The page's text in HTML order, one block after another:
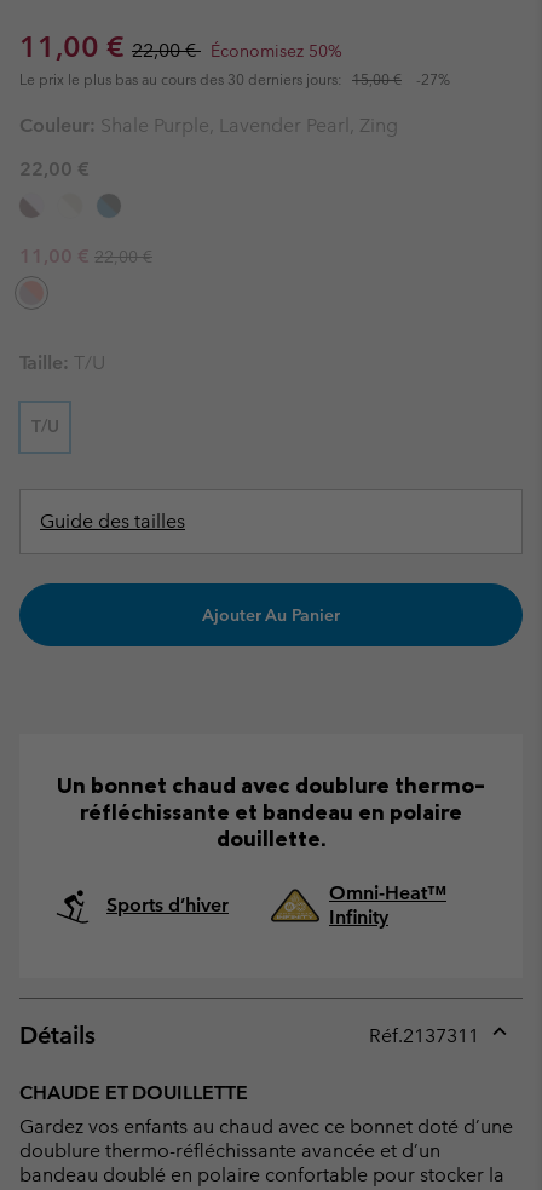
Sale price:
11,00 € Regular price:
22,00 € Économisez 50%
Le prix le plus bas au cours des 30 derniers jours: 15,00 € -27%
Couleur: Shale Purple, Lavender Pearl, Zing
22,00 €
Sale price:
11,00 € Regular price:
22,00 €
Taille: T/U
T/U
Guide des tailles
Ajouter Au Panier
Un bonnet chaud avec doublure thermo-
réfléchissante et bandeau en polaire
douillette.
Sports d’hiver
Omni-Heat™
Infinity
Détails Réf.2137311
CHAUDE ET DOUILLETTE
Gardez vos enfants au chaud avec ce bonnet doté d’une
doublure thermo-réfléchissante avancée et d’un
bandeau doublé en polaire confortable pour stocker la